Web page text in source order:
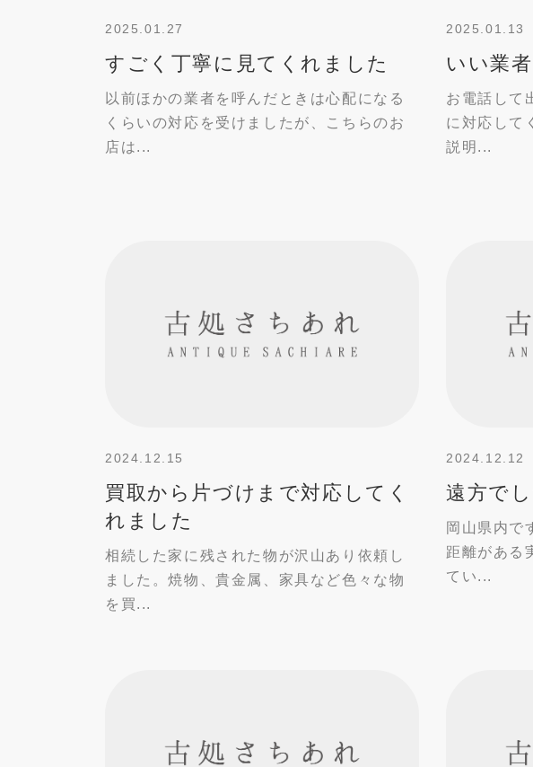
2025.01.27
すごく丁寧に見てくれました
以前ほかの業者を呼んだときは心配になる
くらいの対応を受けましたが、こちらのお
店は...
2025.01.13
いい業
お電話して
に対応して
説明...
2024.12.15
買取から片づけまで対応してく
れました
相続した家に残された物が沢山あり依頼し
ました。焼物、貴金属、家具など色々な物
を買...
2024.12.12
遠方で
岡山県内で
距離がある
てい...